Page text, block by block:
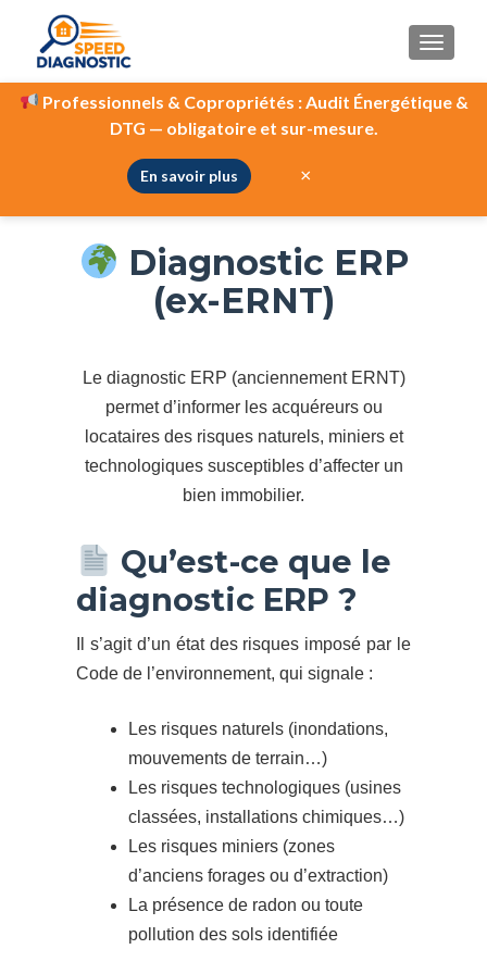
Diagnostic ERNT / ERP
Diagnostic ERP
(ex-ERNT)
Le diagnostic ERP (anciennement ERNT)
permet d’informer les acquéreurs ou
locataires des risques naturels, miniers et
technologiques susceptibles d’affecter un
bien immobilier.
Qu’est-ce que le
diagnostic ERP ?
Il s’agit d’un état des risques imposé par le
Code de l’environnement, qui signale :
Les risques naturels (inondations,
mouvements de terrain…)
Les risques technologiques (usines
classées, installations chimiques…)
Les risques miniers (zones
d’anciens forages ou d’extraction)
La présence de radon ou toute
pollution des sols identifiée
Professionnels & Copropriétés :Audit Énergétique &
DTG — obligatoire et sur-mesure.
En savoir plus ×